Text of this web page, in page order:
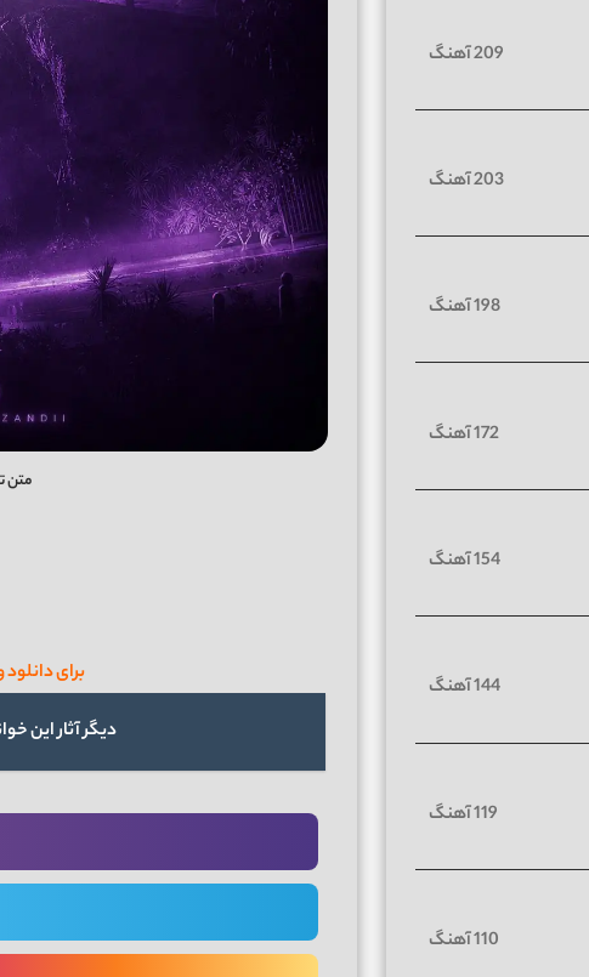
متن
برای
دیگر آثار این
209 آهنگ
203 آهنگ
198 آهنگ
172 آهنگ
154 آهنگ
144 آهنگ
119 آهنگ
110 آهنگ